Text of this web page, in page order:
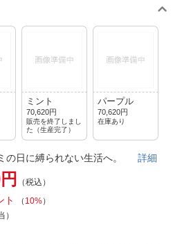
ミント
70,620円
販売を終了しまし
た（生産完了）
パープル
70,620円
在庫あり
の日に縛られない生活へ。 詳細
（税込）
ト （ 10%）
）